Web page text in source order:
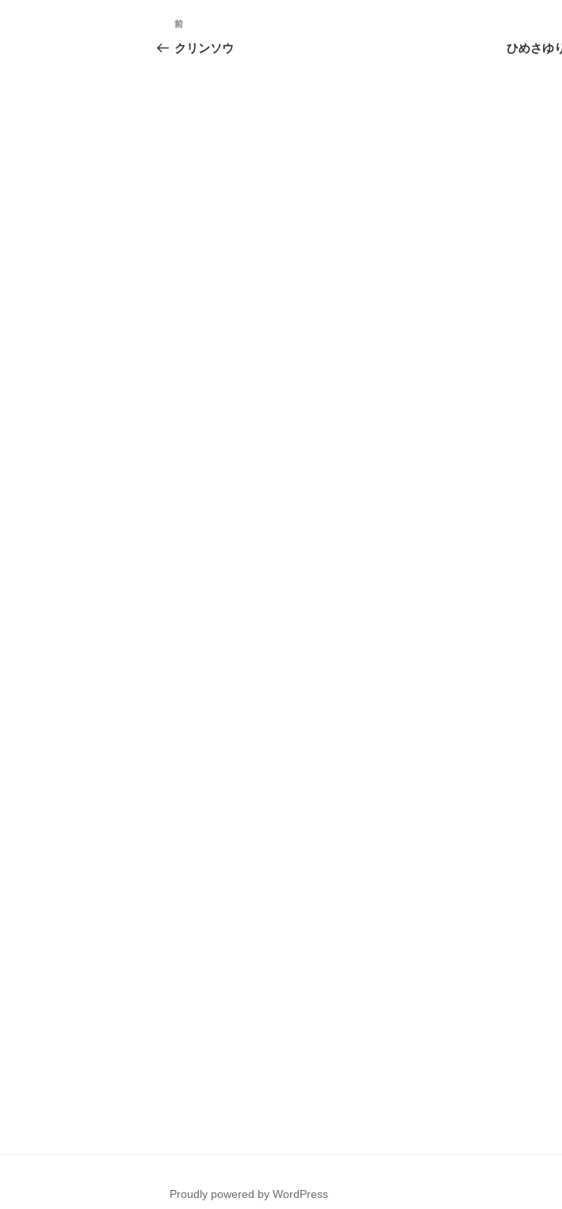
投
稿
過
去
前
クリンソウ ひめさゆ
Proudly powered by WordPress